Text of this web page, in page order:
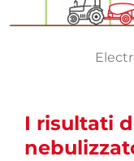
I risultati